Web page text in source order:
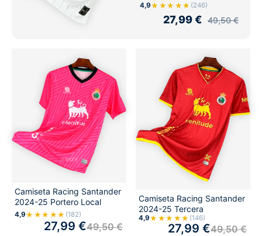
4,9★★★★★ (246)
27,99€ 49,50€
Camiseta Racing Santander
2024-25 Portero Local
4,9★★★★★ (182)
49,50€
27,99 €
Camiseta Racing Santander
2024-25 Tercera
4,9★★★★★ (146)
49,50€
27,99 €